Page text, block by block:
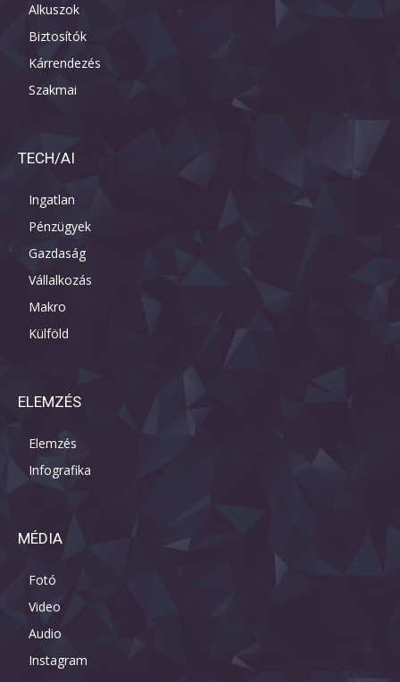
Alkuszok
Biztosítók
Kárrendezés
Szakmai
TECH/AI
Ingatlan
Pénzügyek
Gazdaság
Vállalkozás
Makro
Külföld
ELEMZÉS
Elemzés
Infografika
MÉDIA
Fotó
Video
Audio
Instagram